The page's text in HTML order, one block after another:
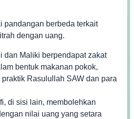
pandangan berbeda terkait
dengan uang.
dan Maliki berpendapat zakat
bentuk makanan pokok,
praktik Rasulullah SAW dan para
di sisi lain, membolehkan
nilai uang yang setara